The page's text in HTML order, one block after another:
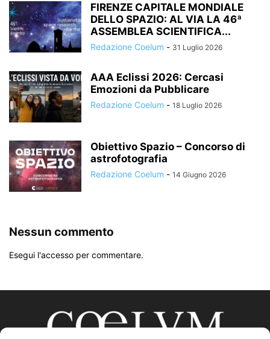
FIRENZE CAPITALE MONDIALE
DELLO SPAZIO: AL VIA LA 46ª
ASSEMBLEA SCIENTIFICA...
Redazione Coelum - 31 Luglio 2026
AAA Eclissi 2026: Cercasi
Emozioni da Pubblicare
Redazione Coelum - 18 Luglio 2026
Obiettivo Spazio – Concorso di
astrofotografia
Redazione Coelum - 14 Giugno 2026
Nessun commento
Esegui l'accesso per commentare.